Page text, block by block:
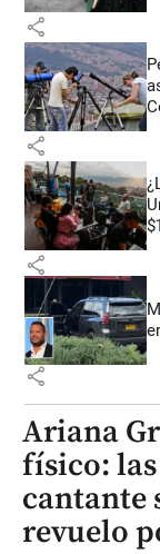
share
share
share
share
Ariana
físico:
cantante
revuelo